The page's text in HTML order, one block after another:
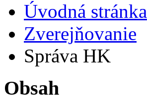
Úvodná stránka
Zverejňovanie
Správa HK
Obsah